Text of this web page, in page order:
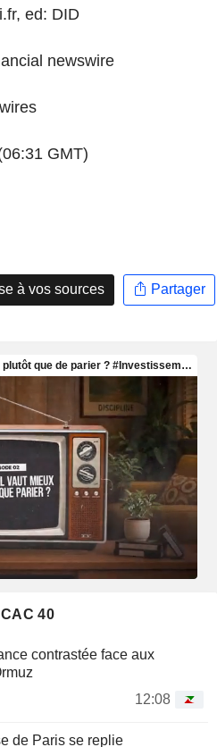
ed: DID
newswire
GMT)
à vos sources Partager
40
contrastée face aux
12:08
de Paris se replie